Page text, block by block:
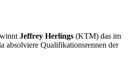
Jeffrey Herlings (KTM) das im
absolviere Qualifikationsrennen der